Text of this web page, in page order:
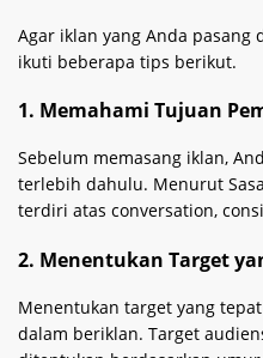
Agar iklan yang Anda pasang
ikuti beberapa tips berikut.
1. Memahami Tujuan
Sebelum memasang iklan,
terlebih dahulu. Menurut
terdiri atas conversation,
2. Menentukan Target
Menentukan target yang
dalam beriklan. Target